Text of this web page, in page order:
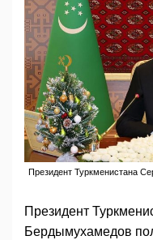
Президент Туркменистана
Президент
Бердымухамедов